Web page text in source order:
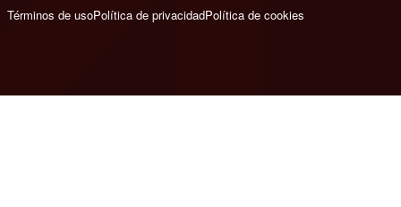
Términos de usoPolítica de privacidadPolítica de cookies